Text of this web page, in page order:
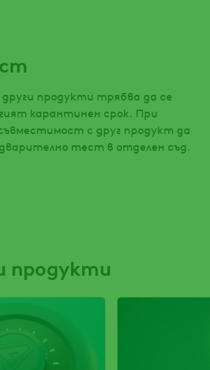
продукти трябва да се
карантинен срок. При
с друг продукт да
тест в отделен съд.
продукти